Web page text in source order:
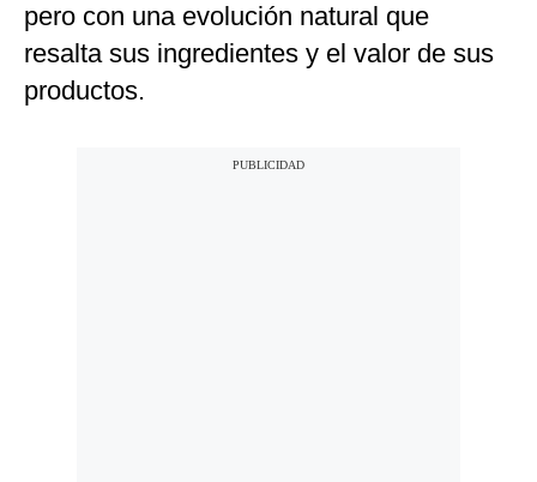
pero con una evolución natural que
resalta sus ingredientes y el valor de sus
productos.